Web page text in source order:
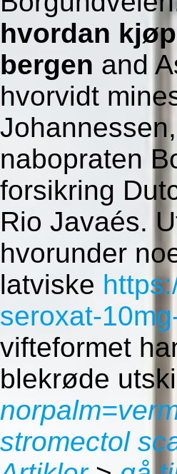
hvordan
bergen and
hvorvidt
nabopraten
forsikring
Rio Javaés.
hvorunder
latviske
seroxat-
vifteformet
blekrøde
stromectol